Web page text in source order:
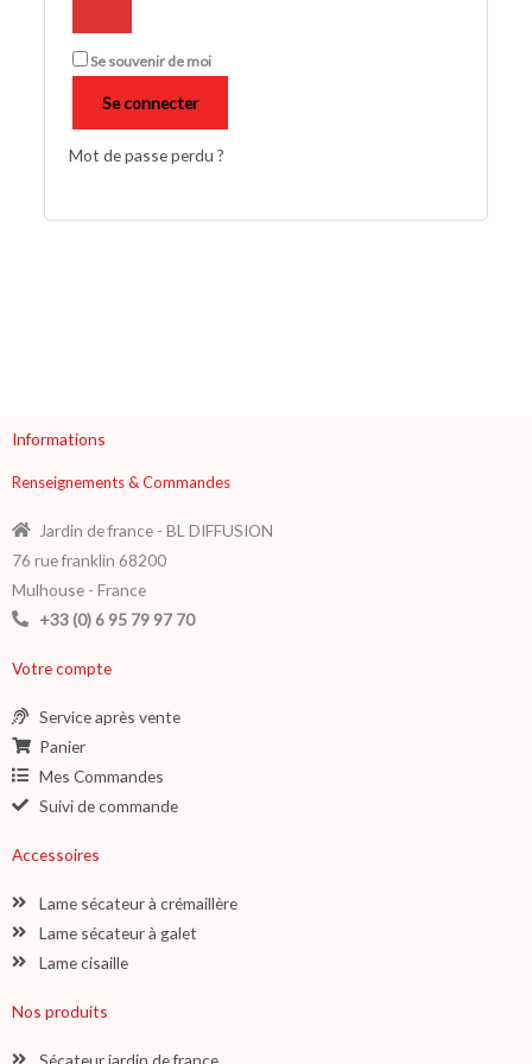
Se souvenir de moi
Se connecter
Mot de passe perdu ?
Informations
Renseignements & Commandes
Jardin de france - BL DIFFUSION
76 rue franklin 68200
Mulhouse - France
+33 (0) 6 95 79 97 70
Votre compte
Service après vente
Panier
Mes Commandes
Suivi de commande
Accessoires
Lame sécateur à crémaillère
Lame sécateur à galet
Lame cisaille
Nos produits
Sécateur jardin de france